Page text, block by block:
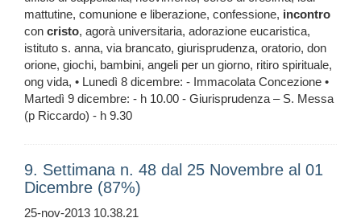
mattutine, comunione e liberazione, confessione, incontro
con cristo, agorà universitaria, adorazione eucaristica,
istituto s. anna, via brancato, giurisprudenza, oratorio, don
orione, giochi, bambini, angeli per un giorno, ritiro spirituale,
ong vida, • Lunedì 8 dicembre: - Immacolata Concezione •
Martedì 9 dicembre: - h 10.00 - Giurisprudenza – S. Messa
(p Riccardo) - h 9.30
9. Settimana n. 48 dal 25 Novembre al 01
Dicembre (87%)
25-nov-2013 10.38.21